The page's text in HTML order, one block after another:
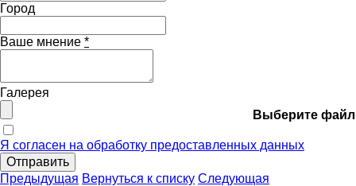
Город
Ваше мнение *
Галерея
Выберите файл
Я согласен на обработку предоставленных данных
Отправить
Предыдущая Вернуться к списку Следующая